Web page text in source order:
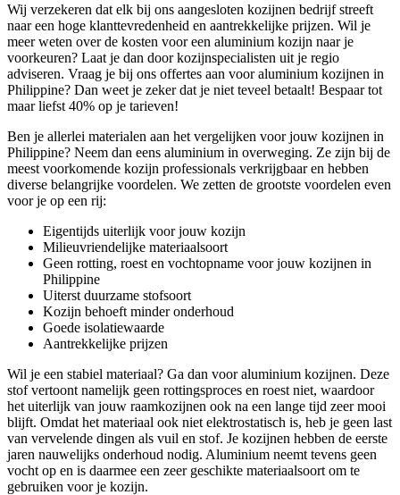
Wij verzekeren dat elk bij ons aangesloten kozijnen bedrijf streeft
naar een hoge klanttevredenheid en aantrekkelijke prijzen. Wil je
meer weten over de kosten voor een aluminium kozijn naar je
voorkeuren? Laat je dan door kozijnspecialisten uit je regio
adviseren. Vraag je bij ons offertes aan voor aluminium kozijnen in
Philippine? Dan weet je zeker dat je niet teveel betaalt! Bespaar tot
maar liefst 40% op je tarieven!
Ben je allerlei materialen aan het vergelijken voor jouw kozijnen in
Philippine? Neem dan eens aluminium in overweging. Ze zijn bij de
meest voorkomende kozijn professionals verkrijgbaar en hebben
diverse belangrijke voordelen. We zetten de grootste voordelen even
voor je op een rij:
Eigentijds uiterlijk voor jouw kozijn
Milieuvriendelijke materiaalsoort
Geen rotting, roest en vochtopname voor jouw kozijnen in
Philippine
Uiterst duurzame stofsoort
Kozijn behoeft minder onderhoud
Goede isolatiewaarde
Aantrekkelijke prijzen
Wil je een stabiel materiaal? Ga dan voor aluminium kozijnen. Deze
stof vertoont namelijk geen rottingsproces en roest niet, waardoor
het uiterlijk van jouw raamkozijnen ook na een lange tijd zeer mooi
blijft. Omdat het materiaal ook niet elektrostatisch is, heb je geen last
van vervelende dingen als vuil en stof. Je kozijnen hebben de eerste
jaren nauwelijks onderhoud nodig. Aluminium neemt tevens geen
vocht op en is daarmee een zeer geschikte materiaalsoort om te
gebruiken voor je kozijn.